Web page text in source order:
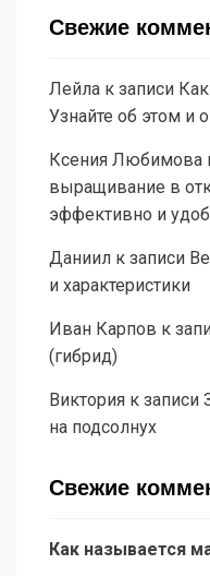
Свежие
Лейла к записи
Узнайте об этом и
Ксения Любимова
выращивание в
эффективно и
Даниил к записи
и характеристики
Иван Карпов к
(гибрид)
Виктория к записи
на подсолнух
Свежие
Как называется